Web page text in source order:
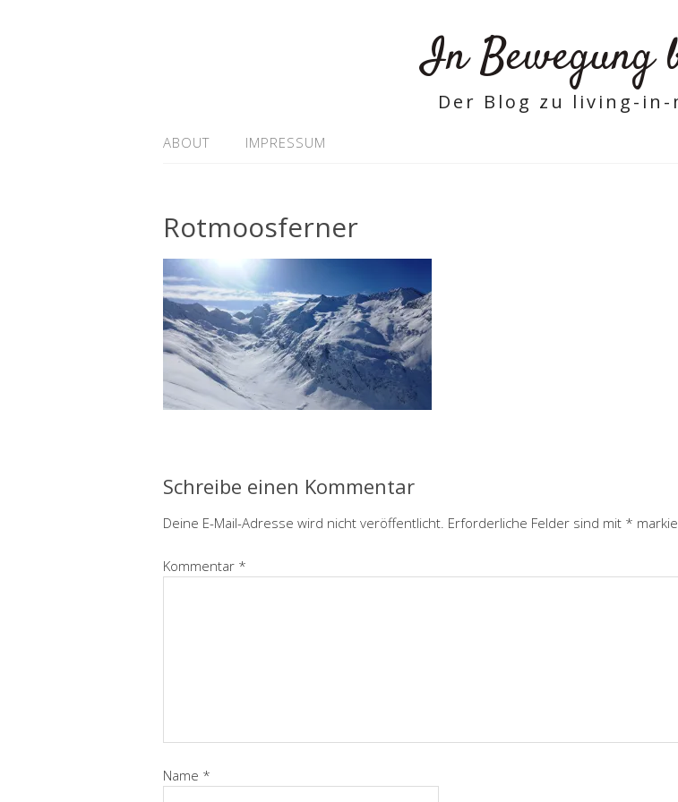
In Bewegung
Der Blog zu living-in-
ABOUT IMPRESSUM
Rotmoosferner
Schreibe einen Kommentar
Deine E-Mail-Adresse wird nicht veröffentlicht. Erforderliche Felder sind mit *
Kommentar *
Name *